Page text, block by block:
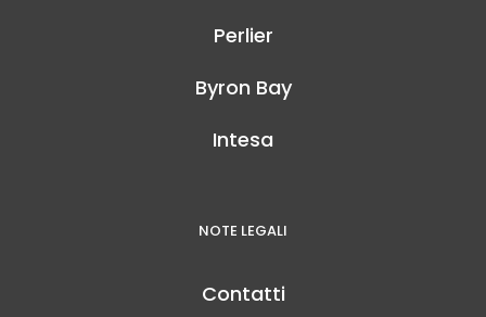
Perlier
Byron Bay
Intesa
NOTE LEGALI
Contatti